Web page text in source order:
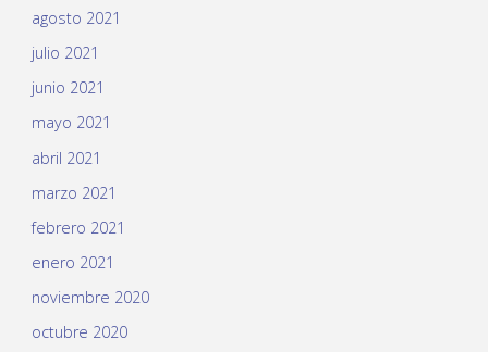
agosto 2021
julio 2021
junio 2021
mayo 2021
abril 2021
marzo 2021
febrero 2021
enero 2021
noviembre 2020
octubre 2020